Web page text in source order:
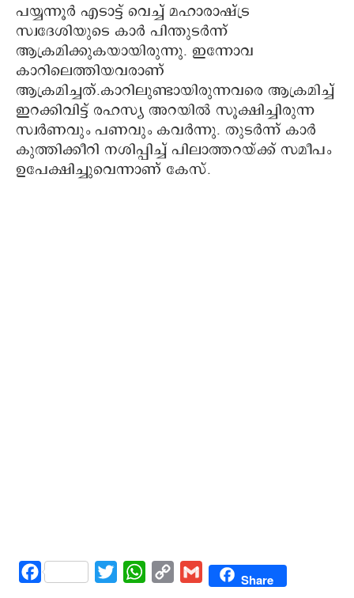
പയ്യന്നൂർ എടാട്ട് വെച്ച് മഹാരാഷ്ട്ര
സ്വദേശിയുടെ കാർ പിന്തുടർന്ന്
ആക്രമിക്കുകയായിരുന്നു. ഇന്നോവ
കാറിലെത്തിയവരാണ്
ആക്രമിച്ചത്.കാറിലുണ്ടായിരുന്നവരെ ആക്രമിച്ച്
ഇറക്കിവിട്ട് രഹസ്യ അറയിൽ സൂക്ഷിച്ചിരുന്ന
സ്വർണവും പണവും കവർന്നു. തുടർന്ന് കാർ
കുത്തിക്കീറി നശിപ്പിച്ച് പിലാത്തറയ്ക്ക് സമീപം
ഉപേക്ഷിച്ചുവെന്നാണ് കേസ്.
Facebook Twitter WhatsAppCopy
Gmail Share